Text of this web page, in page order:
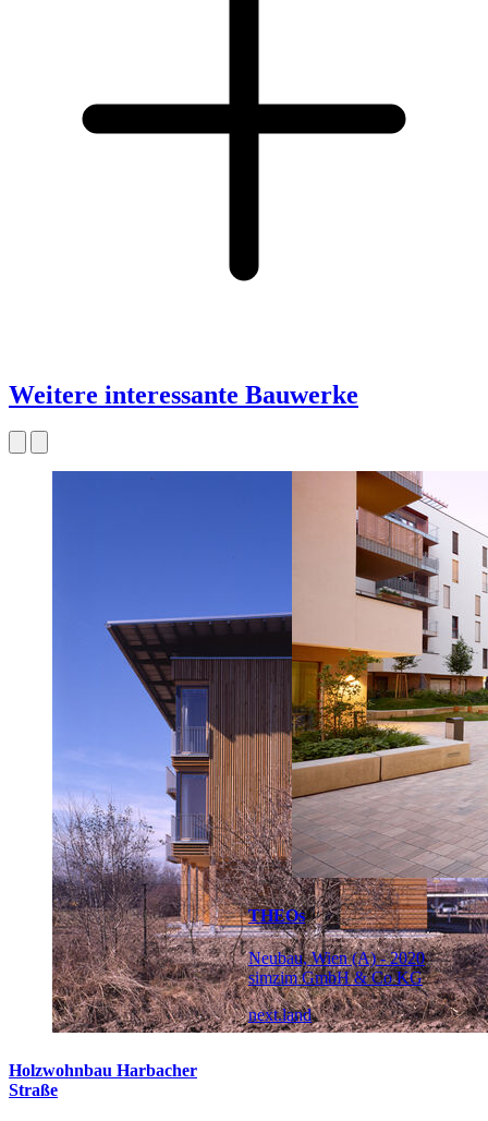
Weitere interessante Bauwerke
Holzwohnbau Harbacher
Straße
THEOs
Neubau, Wien (A) - 2020
simzim GmbH & Co KG
next.land